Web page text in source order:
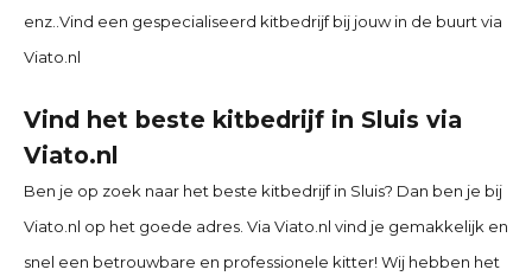
enz.. Vind een gespecialiseerd kitbedrijf bij jouw in de buurt via
Viato.nl
Vind het beste kitbedrijf in Sluis via
Viato.nl
Ben je op zoek naar het beste kitbedrijf in Sluis? Dan ben je bij
Viato.nl op het goede adres. Via Viato.nl vind je gemakkelijk en
snel een betrouwbare en professionele kitter! Wij hebben het